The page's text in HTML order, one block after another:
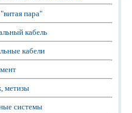
пара"
кабель
кабели
метизы
системы